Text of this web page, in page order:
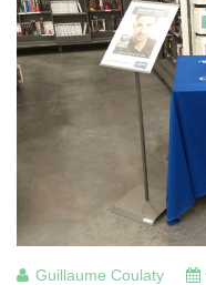
Guillaume Coulaty